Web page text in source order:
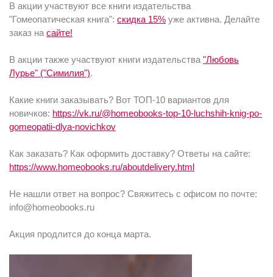
В акции участвуют все книги издательства
"Гомеопатическая книга": скидка 15% уже активна. Делайте
заказ на сайте!
В акции также участвуют книги издательства "Любовь
Лурье" ("Симилия").
Какие книги заказывать? Вот ТОП-10 вариантов для
новичков: https://vk.ru/@homeobooks-top-10-luchshih-knig-po-
gomeopatii-dlya-novichkov
Как заказать? Как оформить доставку? Ответы на сайте:
https://www.homeobooks.ru/aboutdelivery.html
Не нашли ответ на вопрос? Свяжитесь с офисом по почте:
info@homeobooks.ru
Акция продлится до конца марта.